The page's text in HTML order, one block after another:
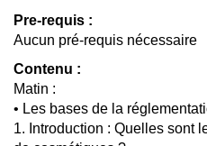
Pre-requis :
Aucun pré-requis nécessaire
Contenu :
Matin :
• Les bases de la
1. Introduction : Quelles sont